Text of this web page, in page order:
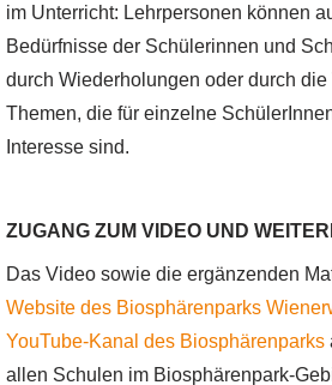
im Unterricht: Lehrpersonen können
Bedürfnisse der Schülerinnen und
durch Wiederholungen oder durch
Themen, die für einzelne
Interesse sind.
ZUGANG ZUM VIDEO UND
Das Video sowie die ergänzenden
Website des Biosphärenparks
YouTube-Kanal des Biosphärenparks
allen Schulen im Biosphärenpark-